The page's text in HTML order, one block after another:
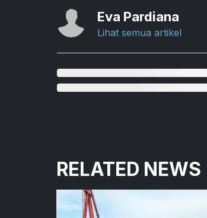
Eva Pardiana
Lihat semua artikel
RELATED NEWS